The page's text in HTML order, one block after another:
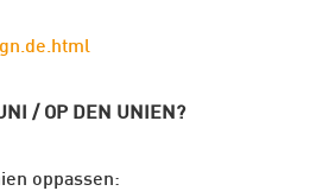
/ OP DEN UNIEN?
oppassen: